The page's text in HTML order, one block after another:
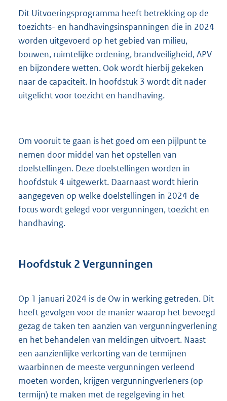
Dit Uitvoeringsprogramma heeft betrekking op de
toezichts- en handhavingsinspanningen die in 2024
worden uitgevoerd op het gebied van milieu,
bouwen, ruimtelijke ordening, brandveiligheid, APV
en bijzondere wetten. Ook wordt hierbij gekeken
naar de capaciteit. In hoofdstuk 3 wordt dit nader
uitgelicht voor toezicht en handhaving.
Om vooruit te gaan is het goed om een pijlpunt te
nemen door middel van het opstellen van
doelstellingen. Deze doelstellingen worden in
hoofdstuk 4 uitgewerkt. Daarnaast wordt hierin
aangegeven op welke doelstellingen in 2024 de
focus wordt gelegd voor vergunningen, toezicht en
handhaving.
Hoofdstuk 2 Vergunningen
Op 1 januari 2024 is de Ow in werking getreden. Dit
heeft gevolgen voor de manier waarop het bevoegd
gezag de taken ten aanzien van vergunningverlening
en het behandelen van meldingen uitvoert. Naast
een aanzienlijke verkorting van de termijnen
waarbinnen de meeste vergunningen verleend
moeten worden, krijgen vergunningverleners (op
termijn) te maken met de regelgeving in het